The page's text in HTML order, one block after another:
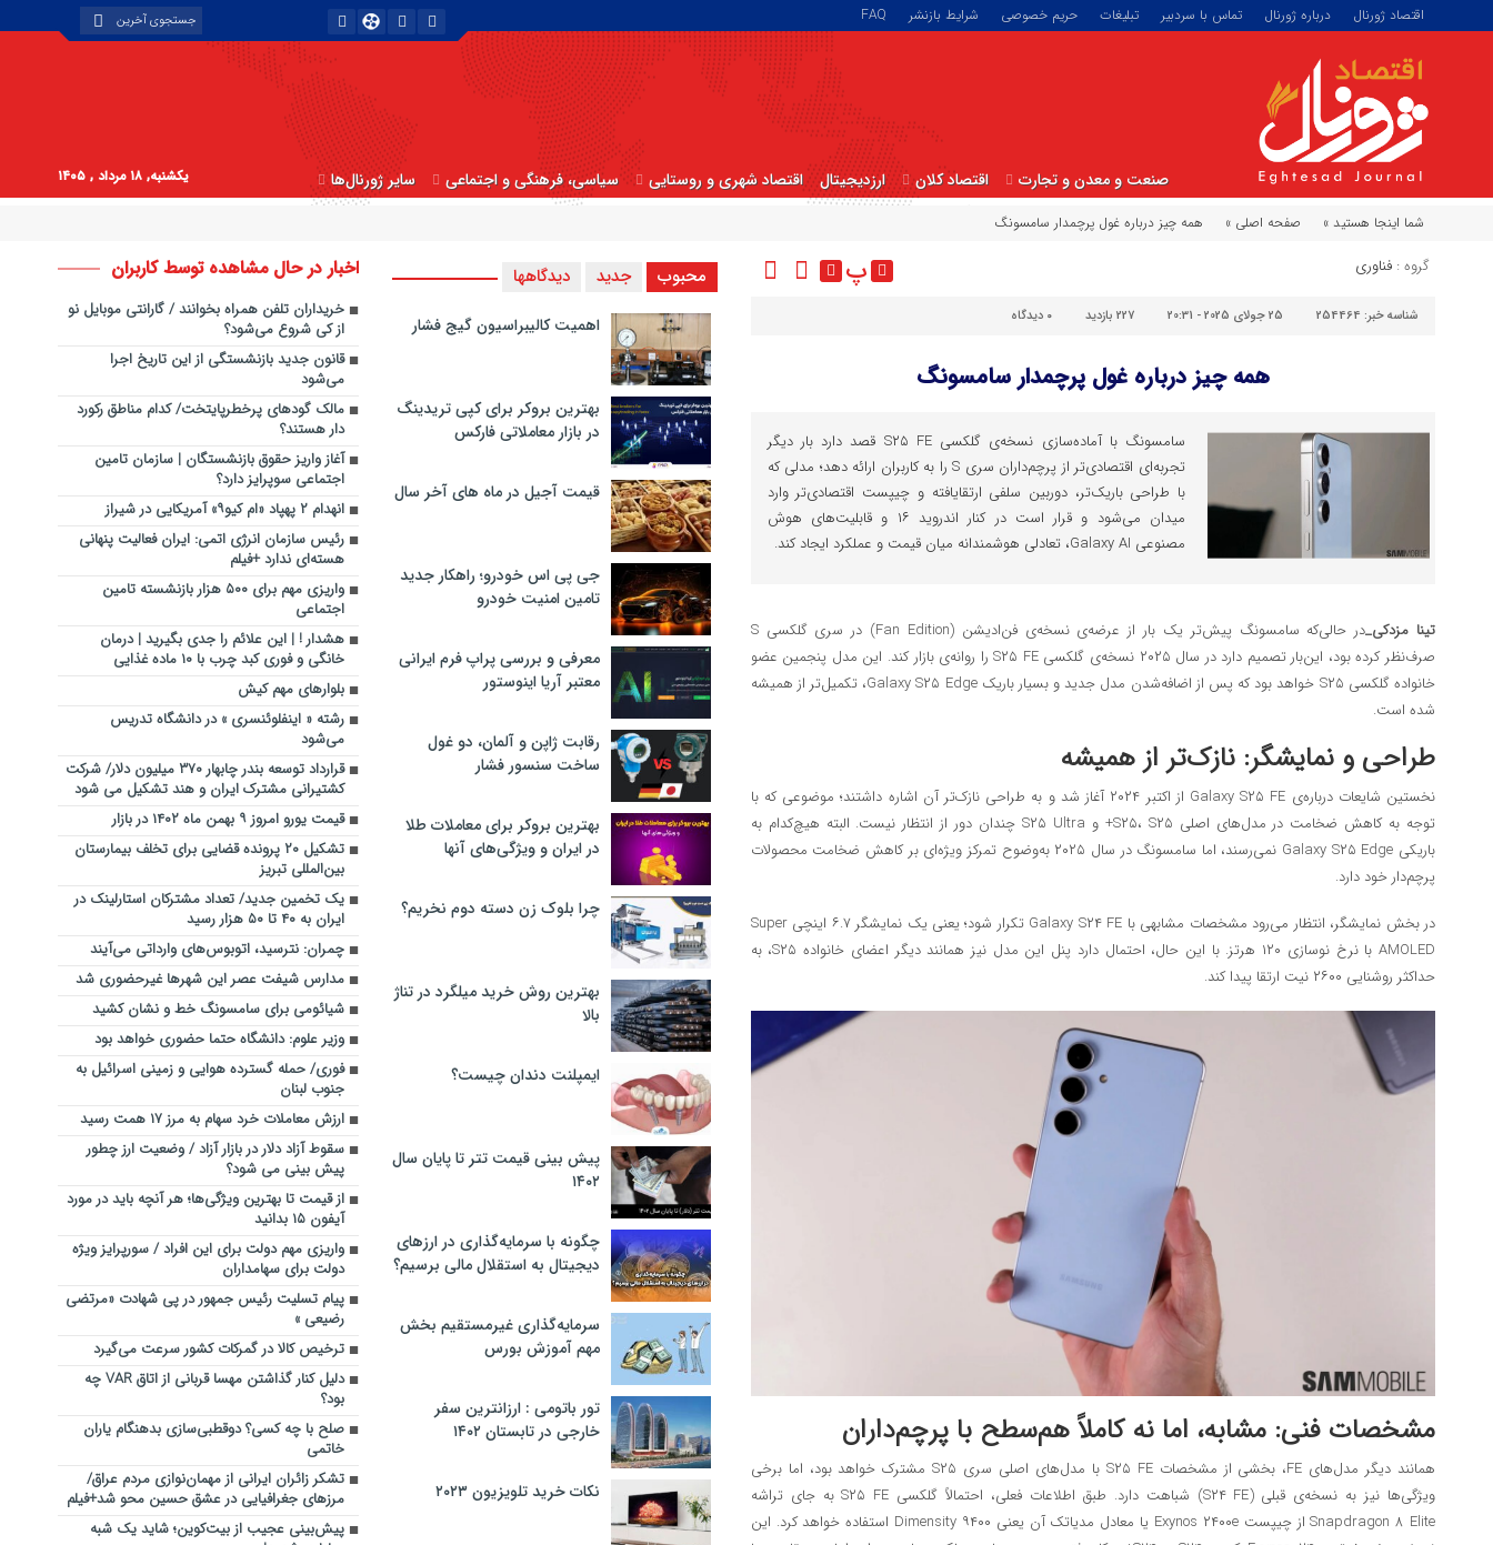
اقتصاد ژورنال درباره ژورنال تماس با سردبیر تبلیغات حریم خصوصی شرایط بازنشر FAQ
صنعت و معدن و تجارت اقتصاد کلان ارزدیجیتال اقتصاد شهری و روستایی سیاسی، فرهنگی و اجتماعی سایر ژورنال‌ها یکشنبه, ۱۸ مرداد , ۱۴۰۵
شما اینجا هستید » صفحه اصلی » همه چیز درباره غول پرچمدار سامسونگ
گروه : فناوری پ
شناسه خبر: 254464 25 جولای 2025 - 20:31 227 بازدید ۰ دیدگاه
همه چیز درباره غول پرچمدار سامسونگ
سامسونگ با آماده‌سازی نسخه‌ی گلکسی S۲۵ FE قصد دارد بار دیگر
تجربه‌ای اقتصادی‌تر از پرچم‌داران سری S را به کاربران ارائه دهد؛ مدلی که
با طراحی باریک‌تر، دوربین سلفی ارتقایافته و چیپست اقتصادی‌تر وارد
میدان می‌شود و قرار است در کنار اندروید ۱۶ و قابلیت‌های هوش
مصنوعی Galaxy AI، تعادلی هوشمندانه میان قیمت و عملکرد ایجاد کند.
تینا مزدکی_در حالی‌که سامسونگ پیش‌تر یک‌ بار از عرضه‌ی نسخه‌ی فن‌ادیشن (Fan Edition)
در سری گلکسی S
صرف‌نظر کرده بود، این‌بار تصمیم دارد در سال ۲۰۲۵ نسخه‌ی گلکسی S۲۵ FE را روانه‌ی بازار کند. این مدل پنجمین عضو
خانواده گلکسی S۲۵ خواهد بود که پس از اضافه‌شدن مدل جدید و بسیار باریک Galaxy S۲۵ Edge، تکمیل‌تر از همیشه
شده است.
طراحی و نمایشگر: نازک‌تر از همیشه
نخستین شایعات درباره‌ی Galaxy S۲۵ FE از اکتبر ۲۰۲۴ آغاز شد و به طراحی نازک‌تر آن اشاره داشتند؛ موضوعی که با
توجه به کاهش ضخامت در مدل‌های اصلی S۲۵، S۲۵+ و S۲۵ Ultra چندان دور از انتظار نیست. البته هیچ‌کدام به
باریکی Galaxy S۲۵ Edge نمی‌رسند، اما سامسونگ در سال ۲۰۲۵ به‌وضوح تمرکز ویژه‌ای بر کاهش ضخامت محصولات
پرچم‌دار خود دارد.
در بخش نمایشگر، انتظار می‌رود مشخصات مشابهی با Galaxy S۲۴ FE تکرار شود؛ یعنی یک نمایشگر ۶.۷ اینچی Super
AMOLED با نرخ نوسازی ۱۲۰ هرتز. با این حال، احتمال دارد پنل این مدل نیز همانند دیگر اعضای خانواده S۲۵، به
حداکثر روشنایی ۲۶۰۰ نیت ارتقا پیدا کند.
مشخصات فنی: مشابه، اما نه کاملاً هم‌سطح با پرچم‌داران
همانند دیگر مدل‌های FE، بخشی از مشخصات S۲۵ FE با مدل‌های اصلی سری S۲۵ مشترک خواهد بود، اما برخی
ویژگی‌ها نیز به نسخه‌ی قبلی (S۲۴ FE) شباهت دارد. طبق اطلاعات فعلی، احتمالاً گلکسی S۲۵ FE به جای تراشه
Snapdragon ۸ Elite از چیپست Exynos ۲۴۰۰e یا معادل مدیاتک آن یعنی Dimensity ۹۴۰۰ استفاده خواهد کرد. این
محبوب جدید دیدگاهها
اهمیت کالیبراسیون گیج فشار
بهترین بروکر برای کپی‌ تریدینگ
در بازار معاملاتی فارکس
قیمت آجیل در ماه های آخر سال
جی پی اس خودرو؛ راهکار جدید
تامین امنیت خودرو
معرفی و بررسی پراپ فرم ایرانی
معتبر آریا اینوستور
رقابت ژاپن و آلمان، دو غول
ساخت سنسور فشار
بهترین بروکر برای معاملات طلا
در ایران و ویژگی‌های آنها
چرا بلوک زن دسته دوم نخریم؟
بهترین روش خرید میلگرد در تناژ
بالا
ایمپلنت دندان چیست؟
پیش بینی قیمت تتر تا پایان سال
۱۴۰۲
چگونه با سرمایه‌گذاری در ارزهای
دیجیتال به استقلال مالی برسیم؟
سرمایه‌گذاری غیرمستقیم بخش
مهم آموزش بورس
تور باتومی : ارزانترین سفر
خارجی در تابستان ۱۴۰۲
نکات خرید تلویزیون ۲۰۲۳
اخبار در حال مشاهده توسط کاربران
خریداران تلفن همراه بخوانند / گارانتی موبایل نو
از کی شروع می‌شود؟
قانون جدید بازنشستگی از این تاریخ اجرا
می‌شود
مالک گودهای پرخطرپایتخت/ کدام مناطق رکورد
دار هستند؟
آغاز واریز حقوق بازنشستگان | سازمان تامین
اجتماعی سوپرایز دارد؟
انهدام ۲ پهپاد «ام کیو۹» آمریکایی ‌در شیراز
رئیس سازمان انرژی اتمی: ایران فعالیت پنهانی
هسته‌ای ندارد +فیلم
واریزی مهم برای ۵۰۰ هزار بازنشسته تامین
اجتماعی
هشدار ! | این علائم را جدی بگیرید | درمان
خانگی و فوری کبد چرب با ۱۰ ماده غذایی
بلوارهای مهم کیش
رشته « اینفلوئنسری » در دانشگاه تدریس
می‌شود
قرارداد توسعه بندر چابهار ۳۷۰ میلیون دلار/ شرکت
کشتیرانی مشترک ایران و هند تشکیل می شود
قیمت یورو امروز ۹ بهمن ماه ۱۴۰۲ در بازار
تشکیل ۲۰ پرونده قضایی برای تخلف بیمارستان
بین‌المللی تبریز
یک تخمین جدید/ تعداد مشترکان استارلینک در
ایران به ۴۰ تا ۵۰ هزار رسید
چمران: نترسید، اتوبوس‌های وارداتی می‌آیند
مدارس شیفت عصر این شهرها غیرحضوری شد
شیائومی برای سامسونگ خط و نشان کشید
وزیر علوم: دانشگاه حتما حضوری خواهد بود
فوری/ حمله گسترده هوایی و زمینی اسرائیل به
جنوب لبنان
ارزش معاملات خرد سهام به مرز ۱۷ همت رسید
سقوط آزاد دلار در بازار آزاد / وضعیت ارز چطور
پیش بینی می شود؟
از قیمت تا بهترین ویژگی‌ها؛ هر آنچه باید در مورد
آیفون ۱۵ بدانید
واریزی مهم دولت برای این افراد / سورپرایز ویژه
دولت برای سهامداران
پیام تسلیت رئیس جمهور در پی شهادت «مرتضی
رضیعی »
ترخیص کالا در گمرکات کشور سرعت می‌گیرد
دلیل کنار گذاشتن مهسا قربانی از اتاق VAR چه
بود؟
صلح با چه کسی؟ دوقطبی‌سازی بدهنگام یاران
خاتمی
تشکر زائران ایرانی از مهمان‌نوازی مردم عراق/‌
مرزهای جغرافیایی در عشق حسین محو شد+فیلم
پیش‌بینی عجیب از بیت‌کوین؛ شاید یک شبه